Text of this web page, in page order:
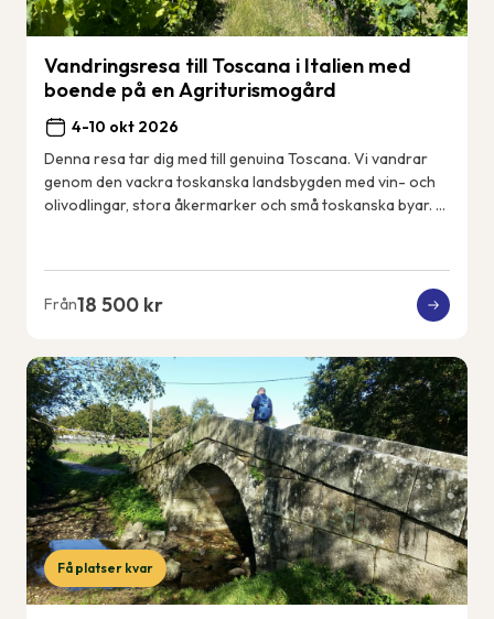
Vandringsresa till Toscana i Italien med
boende på en Agriturismogård
4-10 okt 2026
Denna resa tar dig med till genuina Toscana. Vi vandrar
genom den vackra toskanska landsbygden med vin- och
olivodlingar, stora åkermarker och små toskanska byar. Vi
Från18 500 kr
Få platser kvar